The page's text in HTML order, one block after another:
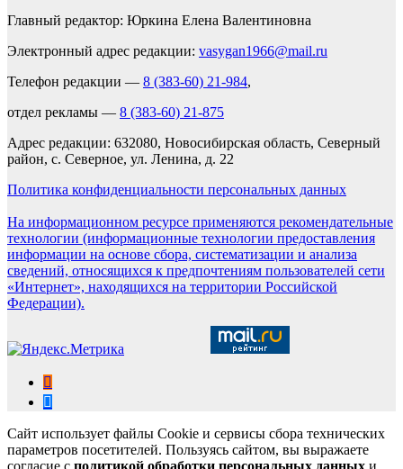
Главный редактор: Юркина Елена Валентиновна
Электронный адрес редакции: vasygan1966@mail.ru
Телефон редакции — 8 (383-60) 21-984,
отдел рекламы — 8 (383-60) 21-875
Адрес редакции: 632080, Новосибирская область, Северный
район, с. Северное, ул. Ленина, д. 22
Политика конфиденциальности персональных данных
На информационном ресурсе применяются рекомендательные
технологии (информационные технологии предоставления
информации на основе сбора, систематизации и анализа
сведений, относящихся к предпочтениям пользователей сети
«Интернет», находящихся на территории Российской
Федерации).
Сайт использует файлы Cookie и сервисы сбора технических
параметров посетителей. Пользуясь сайтом, вы выражаете